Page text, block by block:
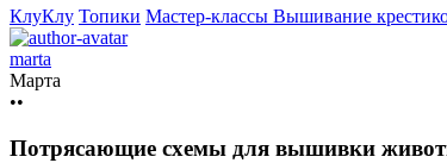
КлуКлу Топики Мастер-классы Вышивание
marta
Марта
••
Потрясающие схемы для вышивки